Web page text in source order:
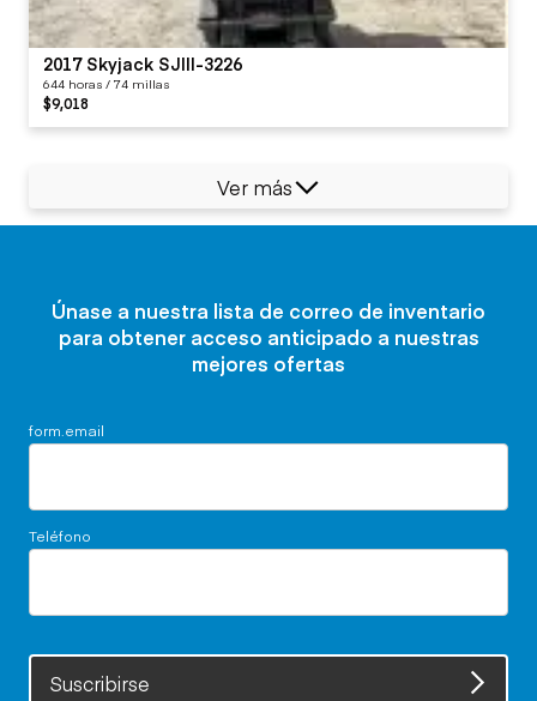
2017 Skyjack SJIII-3226
644 horas / 74 millas
$9,018
Ver más
Únase a nuestra lista de correo de inventario
para obtener acceso anticipado a nuestras
mejores ofertas
form.email
Teléfono
Suscribirse